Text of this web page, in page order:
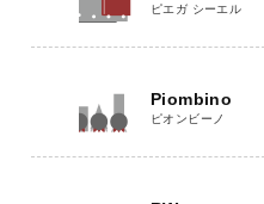
ピエガ シーエル
Piombino
ピオンビーノ